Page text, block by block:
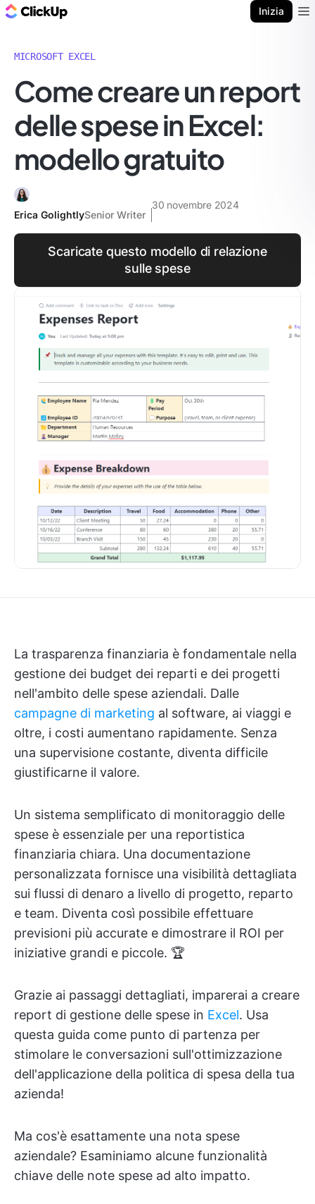
Inizia
MICROSOFT EXCEL
Come creare un report
delle spese in Excel:
modello gratuito
Erica GolightlySenior Writer
30 novembre 2024
Scaricate questo modello di relazione
sulle spese
La trasparenza finanziaria è fondamentale nella
gestione dei budget dei reparti e dei progetti
nell'ambito delle spese aziendali. Dalle
campagne di marketing al software, ai viaggi e
oltre, i costi aumentano rapidamente. Senza
una supervisione costante, diventa difficile
giustificarne il valore.
Un sistema semplificato di monitoraggio delle
spese è essenziale per una reportistica
finanziaria chiara. Una documentazione
personalizzata fornisce una visibilità dettagliata
sui flussi di denaro a livello di progetto, reparto
e team. Diventa così possibile effettuare
previsioni più accurate e dimostrare il ROI per
iniziative grandi e piccole. 🏆
Grazie ai passaggi dettagliati, imparerai a creare
report di gestione delle spese in Excel. Usa
questa guida come punto di partenza per
stimolare le conversazioni sull'ottimizzazione
dell'applicazione della politica di spesa della tua
azienda!
Ma cos'è esattamente una nota spese
aziendale? Esaminiamo alcune funzionalità
chiave delle note spese ad alto impatto.